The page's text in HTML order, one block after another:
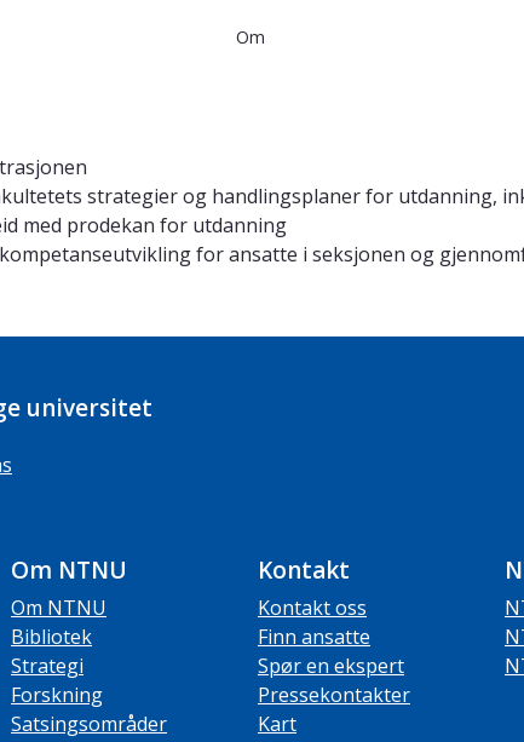
Om
strategier og handlingsplaner for utdanning,
med prodekan for utdanning
for ansatte i seksjonen og
universitet
Om NTNU
Om NTNU
Bibliotek
Strategi
Forskning
Satsingsområder
Kontakt
Kontakt oss
Finn ansatte
Spør en ekspert
Pressekontakter
Kart